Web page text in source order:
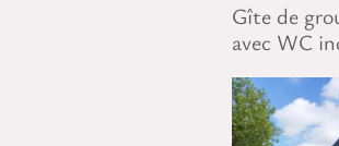
Gîte de
avec WC